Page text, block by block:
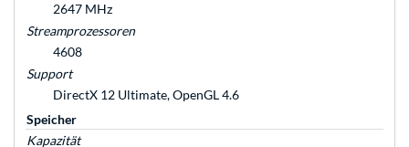
2647 MHz
Streamprozessoren
4608
Support
DirectX 12 Ultimate, OpenGL 4.6
Speicher
Kapazität